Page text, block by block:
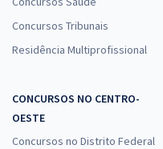
Concursos Tribunais
Residência Multiprofissional
CONCURSOS NO CENTRO-
OESTE
Concursos no Distrito Federal